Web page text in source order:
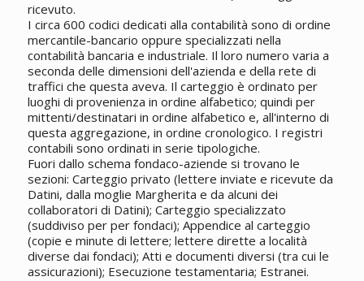
ricevuto.
I circa 600 codici dedicati alla contabilità sono di ordine
mercantile-bancario oppure specializzati nella
contabilità bancaria e industriale. Il loro numero varia a
seconda delle dimensioni dell'azienda e della rete di
traffici che questa aveva. Il carteggio è ordinato per
luoghi di provenienza in ordine alfabetico; quindi per
mittenti/destinatari in ordine alfabetico e, all'interno di
questa aggregazione, in ordine cronologico. I registri
contabili sono ordinati in serie tipologiche.
Fuori dallo schema fondaco-aziende si trovano le
sezioni: Carteggio privato (lettere inviate e ricevute da
Datini, dalla moglie Margherita e da alcuni dei
collaboratori di Datini); Carteggio specializzato
(suddiviso per per fondaci); Appendice al carteggio
(copie e minute di lettere; lettere dirette a località
diverse dai fondaci); Atti e documenti diversi (tra cui le
assicurazioni); Esecuzione testamentaria; Estranei.